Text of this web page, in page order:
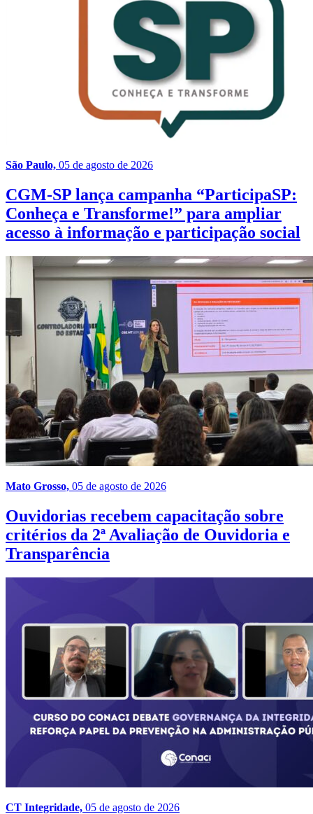
São Paulo, 05 de agosto de 2026
CGM-SP lança campanha “ParticipaSP:
Conheça e Transforme!” para ampliar
acesso à informação e participação social
Mato Grosso, 05 de agosto de 2026
Ouvidorias recebem capacitação sobre
critérios da 2ª Avaliação de Ouvidoria e
Transparência
CT Integridade, 05 de agosto de 2026